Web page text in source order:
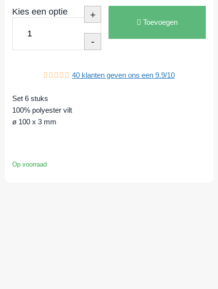
Kies een optie +
-
Toevoegen
40 klanten geven ons een 9.9/10
Set 6 stuks
100% polyester vilt
ø 100 x 3 mm
Op voorraad